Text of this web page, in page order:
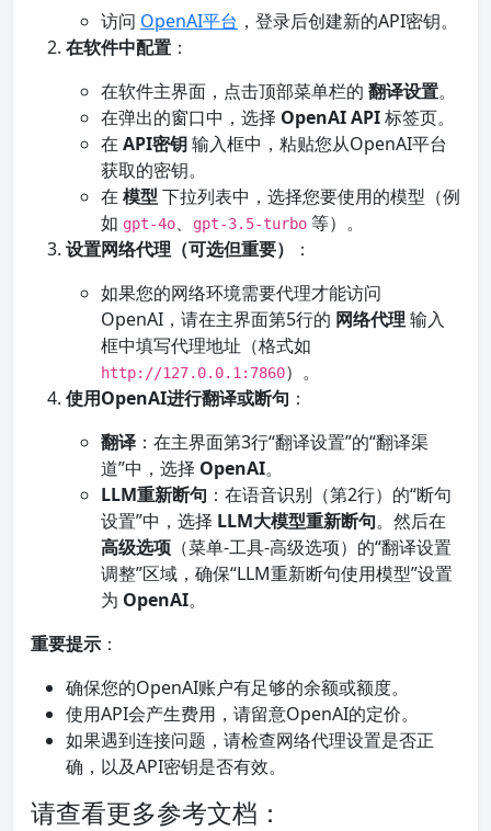
访问 OpenAI平台 ，登录后创建新的API密钥。
在软件中配置 ：
在软件主界面，点击顶部菜单栏的 翻译设置。
在弹出的窗口中，选择 OpenAI API标签页。
在 API密钥输入框中，粘贴您从OpenAI平台
获取的密钥。
在 模型 下拉列表中，选择您要使用的模型（例
如 gpt-4o、 gpt-3.5-turbo 等）。
设置网络代理（可选但重要）
：
如果您的网络环境需要代理才能访问
OpenAI，请在主界面第5行的 网络代理 输入
框中填写代理地址（格式如
http://127.0.0.1:7860）。
使用OpenAI进行翻译或断句 ：
翻译 ：在主界面第3行“翻译设置”的“翻译渠
道”中，选择 OpenAI。
LLM重新断句 ：在语音识别（第2行）的“断句
设置”中，选择 LLM大模型重新断句。然后在
高级选项 （菜单-工具-高级选项）的“翻译设置
调整”区域，确保“LLM重新断句使用模型”设置
为 OpenAI。
重要提示 ：
确保您的OpenAI账户有足够的余额或额度。
使用API会产生费用，请留意OpenAI的定价。
如果遇到连接问题，请检查网络代理设置是否正
确，以及API密钥是否有效。
请查看更多参考文档：